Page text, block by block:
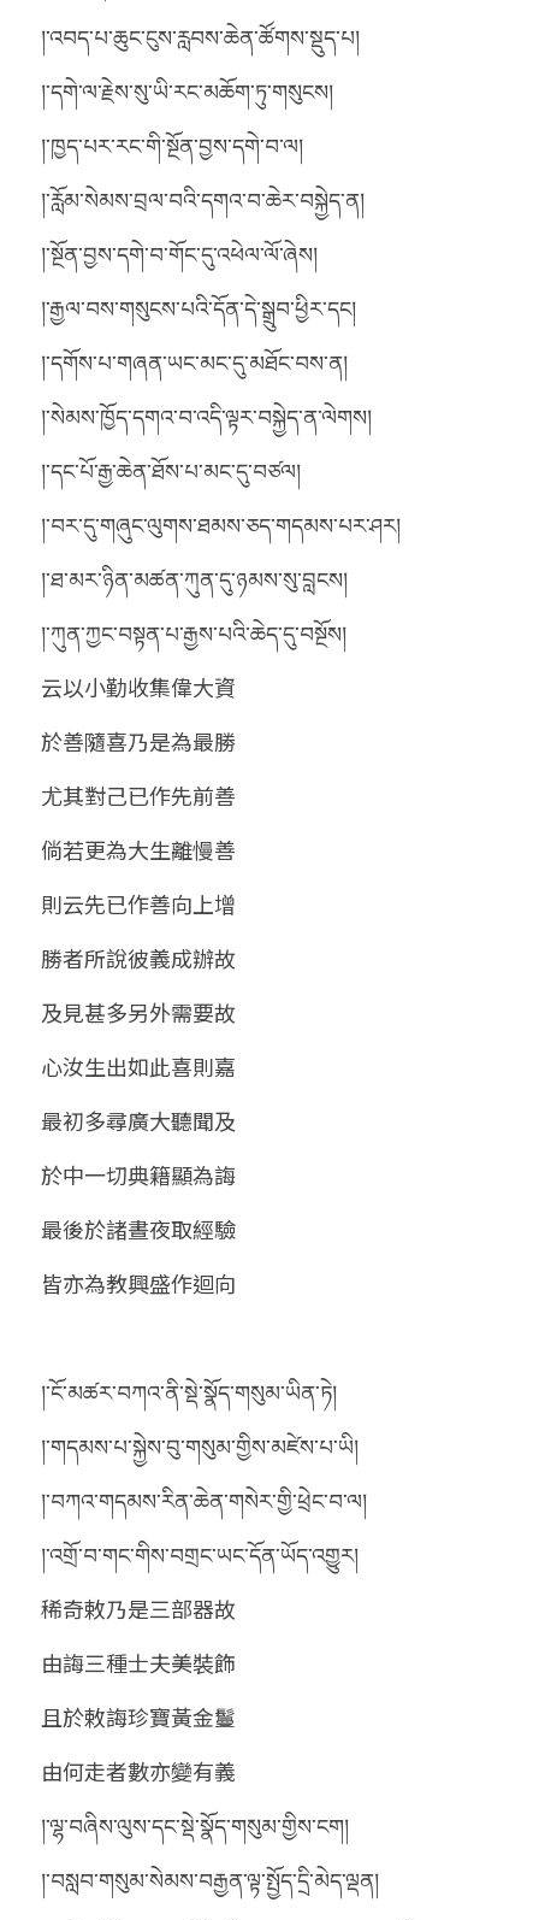
།་འབད་པ་ཆུང་ངུས་རླབས་ཆེན་ཚོགས་སྡུད་པ།
།་དགེ་ལ་རྗེས་སུ་ཡི་རང་མཆོག་ཏུ་གསུངས།
།་ཁྱད་པར་རང་གི་སྔོན་བྱས་དགེ་བ་ལ།
།་རློམ་སེམས་བྲལ་བའི་དགའ་བ་ཆེར་བསྐྱེད་ན།
།་སྔོན་བྱས་དགེ་བ་གོང་དུ་འཕེལ་ལོ་ཞེས།
།་རྒྱལ་བས་གསུངས་པའི་དོན་དེ་སྒྲུབ་ཕྱིར་དང།
།་དགོས་པ་གཞན་ཡང་མང་དུ་མཐོང་བས་ན།
།་སེམས་ཁྱོད་དགའ་བ་འདི་ལྟར་བསྐྱེད་ན་ལེགས།
།་དང་པོ་རྒྱ་ཆེན་ཐོས་པ་མང་དུ་བཙལ།
།་བར་དུ་གཞུང་ལུགས་ཐམས་ཅད་གདམས་པར་ཤར།
།་ཐ་མར་ཉིན་མཚན་ཀུན་དུ་ཉམས་སུ་བླངས།
།་ཀུན་ཀྱང་བསྟན་པ་རྒྱས་པའི་ཆེད་དུ་བསྔོས།
云以小勤收集偉大資
於善隨喜乃是為最勝
尤其對己已作先前善
倘若更為大生離慢善
則云先已作善向上增
勝者所說彼義成辦故
及見甚多另外需要故
心汝生出如此喜則嘉
最初多尋廣大聽聞及
於中一切典籍顯為誨
最後於諸晝夜取經驗
皆亦為教興盛作迴向
།་ངོ་མཚར་བཀའ་ནི་སྡེ་སྣོད་གསུམ་ཡིན་ཏེ།
།་གདམས་པ་སྐྱེས་བུ་གསུམ་གྱིས་མཛེས་པ་ཡི།
།་བཀའ་གདམས་རིན་ཆེན་གསེར་གྱི་ཕྲེང་བ་ལ།
།་འགྲོ་བ་གང་གིས་བགྲང་ཡང་དོན་ཡོད་འགྱུར།
稀奇敕乃是三部器故
由誨三種士夫美裝飾
且於敕誨珍寶黃金鬘
由何走者數亦變有義
།་ལྷ་བཞིས་ལུས་དང་སྡེ་སྣོད་གསུམ་གྱིས་ངག།
།་བསླབ་གསུམ་སེམས་བརྒྱན་ལྟ་སྤྱོད་དྲི་མེད་ལྡན།